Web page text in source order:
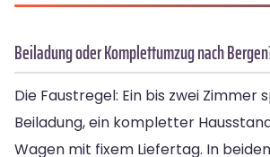
Beiladung oder Komplettumzug nach
Die Faustregel: Ein bis zwei Zimmer
Beiladung, ein kompletter
Wagen mit fixem Liefertag. In